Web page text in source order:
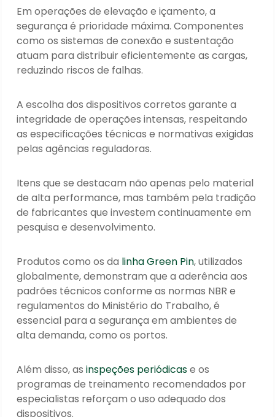
Em operações de elevação e içamento, a
segurança é prioridade máxima. Componentes
como os sistemas de conexão e sustentação
atuam para distribuir eficientemente as cargas,
reduzindo riscos de falhas.
A escolha dos dispositivos corretos garante a
integridade de operações intensas, respeitando
as especificações técnicas e normativas exigidas
pelas agências reguladoras.
Itens que se destacam não apenas pelo material
de alta performance, mas também pela tradição
de fabricantes que investem continuamente em
pesquisa e desenvolvimento.
Produtos como os da linha Green Pin, utilizados
globalmente, demonstram que a aderência aos
padrões técnicos conforme as normas NBR e
regulamentos do Ministério do Trabalho, é
essencial para a segurança em ambientes de
alta demanda, como os portos.
Além disso, asinspeções periódicase os
programas de treinamento recomendados por
especialistas reforçam o uso adequado dos
dispositivos.